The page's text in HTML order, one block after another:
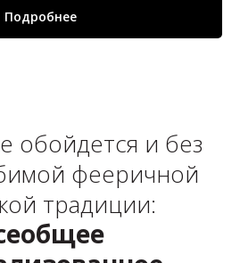
Подробнее
обойдется и без
фееричной
традиции: